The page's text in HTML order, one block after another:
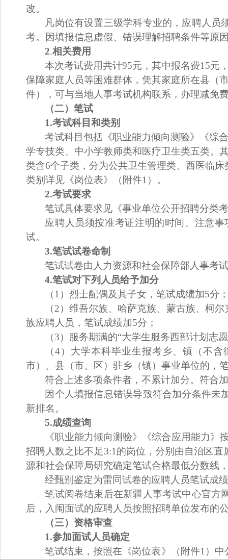
改。
凡岗位有设置三级学科专业的， 应聘人员
考。因填报信息虚假、错误理解招聘条件等原
2.相关费用
本次考试费用共计95元，其中报名费15元
保障家庭人员等困难群体，凭其家庭所在县（
件），可与当地人事考试机构联系，办理减免
（二）笔试
1.考试科目和类别
考试科目包括《职业能力倾向测验》《综
学专技类、中小学教师类和医疗卫生类五类。
类含6个子类，分为公共卫生管理类、西医临
类别详见 《岗位表》 （附件1） 。
2.考试要求
笔试具体要求见《事业单位公开招聘分类
应聘人员须按准考证注明的时间 、 注意事
试。
3.笔试试卷命制
笔试试卷由人力资源和社会保障部人事考
4.笔试对下列人员给予加分
（1 ）烈士配偶及其子女，笔试成绩加5分
（2）维吾尔族、哈萨克族、蒙古族、柯
族应聘人员，笔试成绩加5分；
（3）服务期满的“大学生服务西部计划志
（4）大学本科毕业生报考乡、镇（不
市）、县（市、区）驻乡（镇）事业单位的，
符合上述多项条件者，不累计加分。符合
因个人填报信息错误导致符合加分条件未
新排名。
5.成绩查询
《职业能力倾向测验》《综合应用能力》
招聘人数之比不足3:1的岗位，分别由自治区
源和社会保障局研究确定笔试合格最低分数线
经甄别鉴定为雷同试卷的应聘人员笔试成
笔试阅卷结束后在新疆人事考试中心官方
后， 入闱面试的应聘人员按照招聘单位发布的
（三）资格审查
1.参加面试人员确定
笔试结束，按照在《岗位表》（附件1） 中